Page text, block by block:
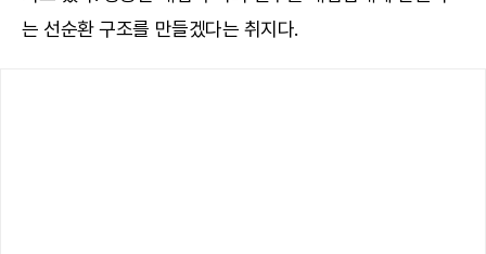
는 선순환 구조를 만들겠다는 취지다.